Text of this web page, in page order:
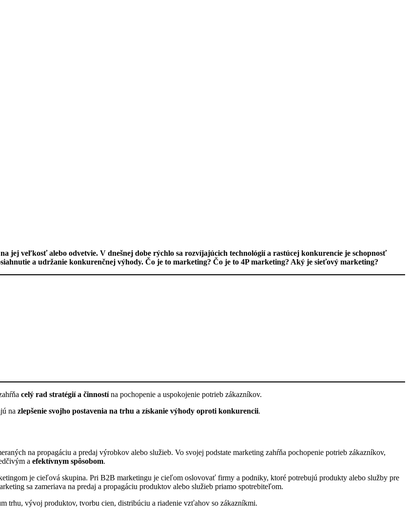
jej veľkosť alebo odvetvie. V dnešnej dobe rýchlo sa rozvíjajúcich technológií a rastúcej konkurencie je schopnosť
a udržanie konkurenčnej výhody. Čo je to marketing? Čo je to 4P marketing? Aký je sieťový marketing?
celý rad stratégií a činnostína pochopenie a uspokojenie potrieb zákazníkov.
na zlepšenie svojho postavenia na trhu a získanie výhody oproti konkurencii.
na propagáciu a predaj výrobkov alebo služieb. Vo svojej podstate marketing zahŕňa pochopenie potrieb zákazníkov,
a efektívnym spôsobom.
je cieľová skupina. Pri B2B marketingu je cieľom oslovovať firmy a podniky, ktoré potrebujú produkty alebo služby pre
sa zameriava na predaj a propagáciu produktov alebo služieb priamo spotrebiteľom.
trhu, vývoj produktov, tvorbu cien, distribúciu a riadenie vzťahov so zákazníkmi.